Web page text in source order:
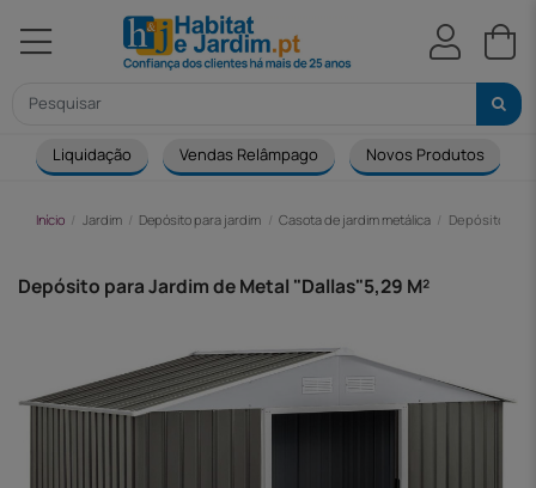
Liquidação Vendas Relâmpago Novos Produtos
Início Jardim Depósito para jardim Casota de jardim metálica Depósito
Depósito para Jardim de Metal "Dallas"5,29 M²